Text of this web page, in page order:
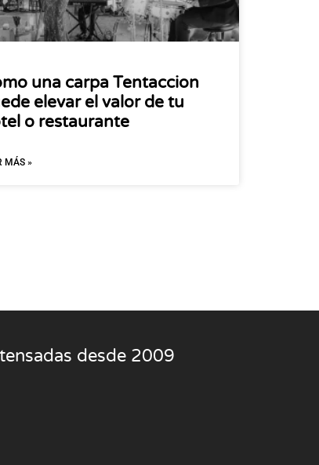
una carpa Tentaccion
elevar el valor de tu
o restaurante
MÁS »
desde 2009